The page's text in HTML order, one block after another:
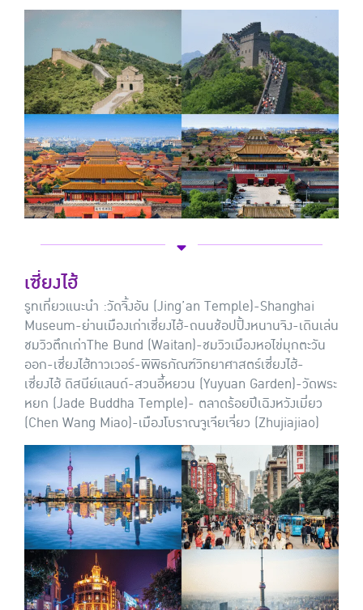
เซี่ยงไฮ้
รูทเที่ยวแนะนำ :วัดจิ้งอัน (Jing’an Temple)-Shanghai
Museum-ย่านเมืองเก่าเซี่ยงไฮ้-ถนนช้อปปิ้งหนานจิง-เดินเล่น
ชมวิวตึกเก่าThe Bund (Waitan)-ชมวิวเมืองหอไข่มุกตะวัน
ออก-เซี่ยงไฮ้ทาวเวอร์-พิพิธภัณฑ์วิทยาศาสตร์เซี่ยงไฮ้-
เซี่ยงไฮ้ ดิสนีย์แลนด์-สวนอี้หยวน (Yuyuan Garden)-วัดพระ
หยก (Jade Buddha Temple)- ตลาดร้อยปีเฉิงหวังเมี่ยว
(Chen Wang Miao)-เมืองโบราณจูเจียเจี่ยว (Zhujiajiao)